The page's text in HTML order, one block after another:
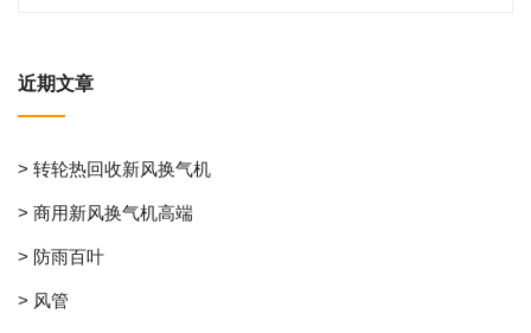
近期文章
> 转轮热回收新风换气机
> 商用新风换气机高端
> 防雨百叶
> 风管